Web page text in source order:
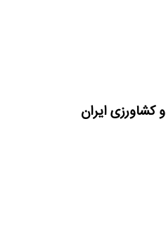
کشاورزی ایران